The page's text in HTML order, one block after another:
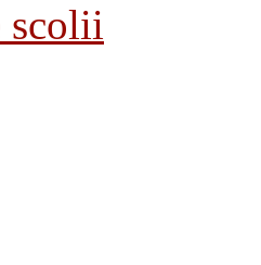
scolii